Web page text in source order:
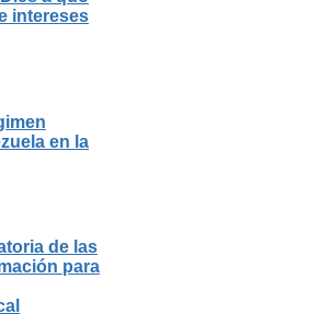
intereses
en la
de las
para